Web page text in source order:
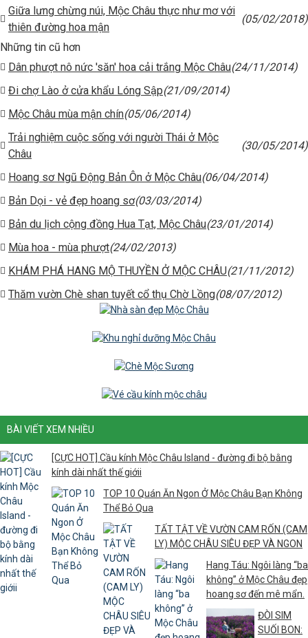
Giữa lưng chừng núi, Mộc Châu thực như mơ với
thiên đường hoa mận
(05/02/2018)
Những tin cũ hơn
Dân phượt nô nức 'săn' hoa cải trắng Mộc Châu(24/11/2014)
Đi chợ Lào ở cửa khẩu Lóng Sập(21/09/2014)
Mộc Châu mùa mận chín(05/06/2014)
Trải nghiệm cuộc sống với người Thái ở Mộc
Châu
(30/05/2014)
Hoang sơ Ngũ Động Bản Ôn ở Mộc Châu(06/04/2014)
Bản Dọi - vẻ đẹp hoang sơ(03/03/2014)
Bản du lịch cộng đồng Hua Tạt, Mộc Châu(23/01/2014)
Mùa hoa - mùa phượt(24/02/2013)
KHÁM PHÁ HANG MỘ THUYỀN Ở MỘC CHÂU(21/11/2012)
Thăm vườn Chè shan tuyết cổ thụ Chờ Lồng(08/07/2012)
BÀI VIẾT XEM NHIỀU
[CỰC HOT] Cầu kính Mộc Châu Island - đường đi bộ bằng
kính dài nhất thế giớii
TOP 10 Quán Ăn Ngon Ở Mộc Châu Bạn Không
Thể Bỏ Qua
TẤT TẬT VỀ VƯỜN CAM RỐN (CAM
LY) MỘC CHÂU SIÊU ĐẸP VÀ NGON
Hang Táu: Ngôi làng “ba
không” ở Mộc Châu đẹp
hoang sơ đến mê mẩn.
ĐÒI SIM
SUỐI BON: